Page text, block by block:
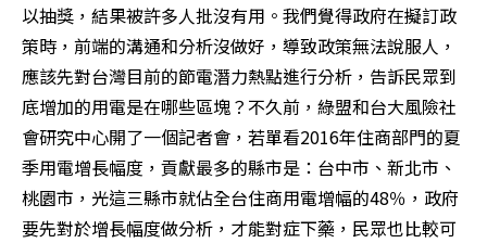
以抽獎，結果被許多人批沒有用。我們覺得政府在擬訂政
策時，前端的溝通和分析沒做好，導致政策無法說服人，
應該先對台灣目前的節電潛力熱點進行分析，告訴民眾到
底增加的用電是在哪些區塊？不久前，綠盟和台大風險社
會研究中心開了一個記者會，若單看2016年住商部門的夏
季用電增長幅度，貢獻最多的縣市是：台中市、新北市、
桃園市，光這三縣市就佔全台住商用電增幅的48％，政府
要先對於增長幅度做分析，才能對症下藥，民眾也比較可